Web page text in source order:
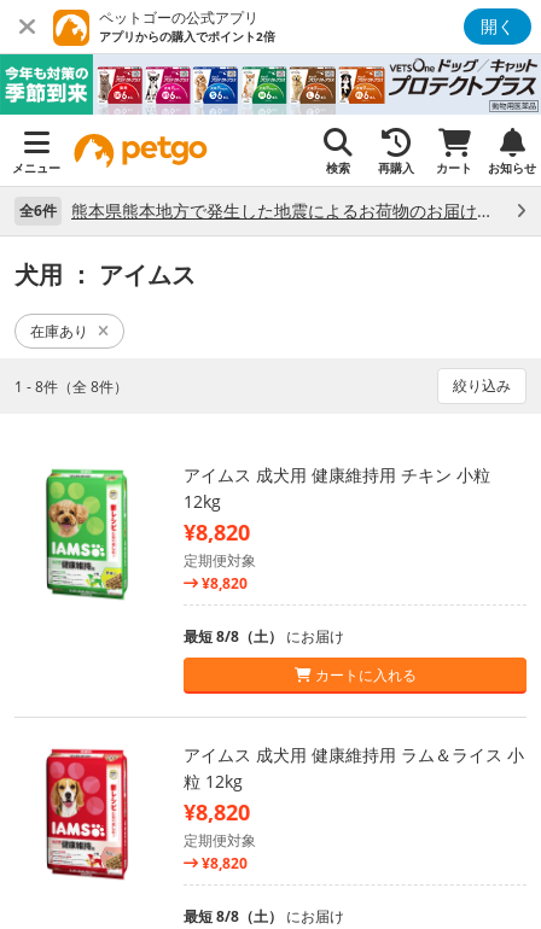
ペットゴーの公式アプリ
アプリからの購入でポイント2倍 開く
メニュー 検索 再購入 カート お知らせ
全6件 熊本県熊本地方で発生した地震によるお荷物のお届け状況について （7/28）
犬用 ： アイムス
在庫あり
1 - 8件（全 8件） 絞り込み
アイムス 成犬用 健康維持用 チキン 小粒
12kg
¥8,820
定期便対象
¥8,820
最短 8/8（土） にお届け
カートに入れる
アイムス 成犬用 健康維持用 ラム＆ライス 小
粒 12kg
¥8,820
定期便対象
¥8,820
最短 8/8（土） にお届け